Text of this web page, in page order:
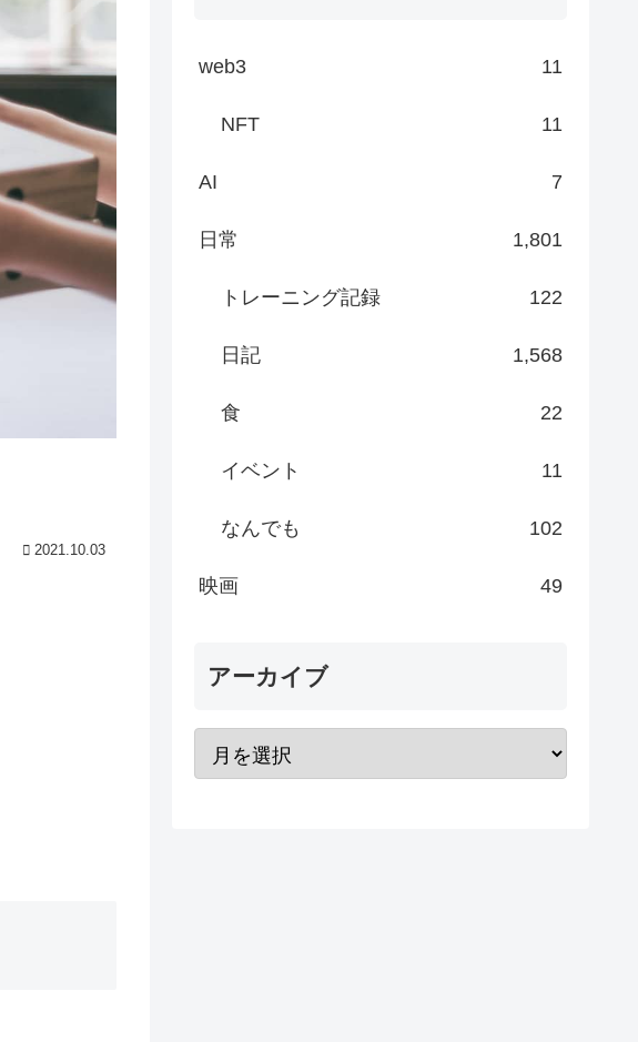
2021.10.03
web3 11
NFT 11
AI 7
日常 1,801
トレーニング記録 122
日記 1,568
食 22
イベント 11
なんでも 102
映画 49
アーカイブ